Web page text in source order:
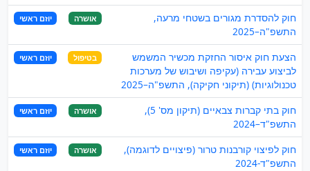
חוק להסדרת מגורים בשטחי מרעה,
התשפ"ה–2025
אושרה יוזם ראשי
הצעת חוק איסור החזקת מכשיר המשמש
לביצוע עבירה (עקיפה ושיבוש של מערכות
טכנולוגיות) (תיקוני חקיקה), התשפ"ה–2025
בטיפול יוזם ראשי
חוק בתי קברות צבאיים (תיקון מס' 5),
התשפ"ד–2024
אושרה יוזם ראשי
חוק לפיצוי קורבנות טרור (פיצויים לדוגמה),
התשפ"ד-2024
אושרה יוזם ראשי